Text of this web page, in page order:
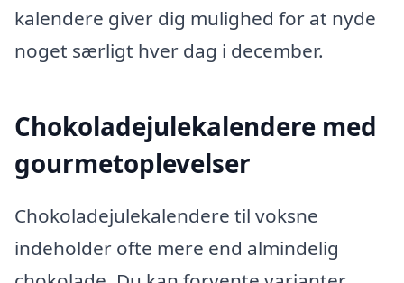
kalendere giver dig mulighed for at nyde
noget særligt hver dag i december.
Chokoladejulekalendere med
gourmetoplevelser
Chokoladejulekalendere til voksne
indeholder ofte mere end almindelig